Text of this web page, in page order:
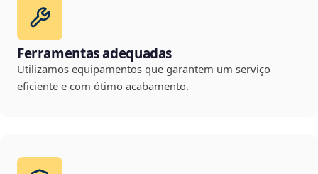
Ferramentas adequadas
Utilizamos equipamentos que garantem um serviço
eficiente e com ótimo acabamento.